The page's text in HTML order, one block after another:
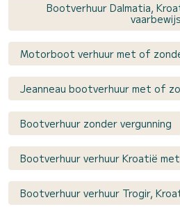
Bootverhuur Dalmatia,
vaarbewijs
Motorboot verhuur met of
Jeanneau bootverhuur met of
Bootverhuur zonder vergunning
Bootverhuur verhuur Kroatië
Bootverhuur verhuur Trogir,